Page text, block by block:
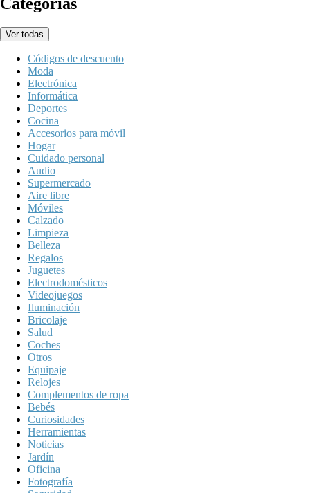
Categorías
Ver todas
Códigos de descuento
Moda
Electrónica
Informática
Deportes
Cocina
Accesorios para móvil
Hogar
Cuidado personal
Audio
Supermercado
Aire libre
Móviles
Calzado
Limpieza
Belleza
Regalos
Juguetes
Electrodomésticos
Videojuegos
Iluminación
Bricolaje
Salud
Coches
Otros
Equipaje
Relojes
Complementos de ropa
Bebés
Curiosidades
Herramientas
Noticias
Jardín
Oficina
Fotografía